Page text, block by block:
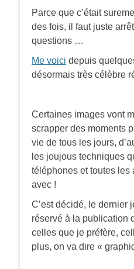
Parce que c’était
des fois, il faut juste
questions …
Me voici depuis
désormais très célèbre
Certaines images vont
scrapper des moments
vie de tous les jours,
les joujous techniques
téléphones et toutes les
avec !
C’est décidé, le dernier
réservé à la publication
celles que je préfère,
plus, on va dire «